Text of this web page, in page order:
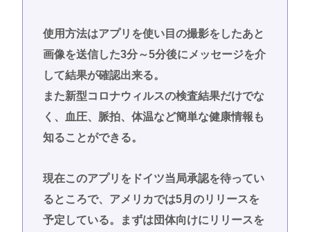
使用方法はアプリを使い目の撮影をしたあと
画像を送信した3分～5分後にメッセージを介
して結果が確認出来る。
また新型コロナウィルスの検査結果だけでな
く、血圧、脈拍、体温など簡単な健康情報も
知ることができる。
現在このアプリをドイツ当局承認を待ってい
るところで、アメリカでは5月のリリースを
予定している。まずは団体向けにリリースを